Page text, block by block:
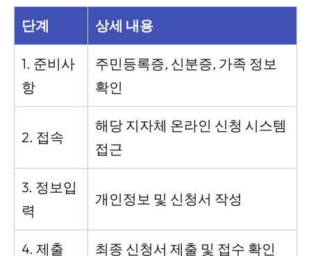
단계 상세 내용
1. 준비사
항
주민등록증, 신분증, 가족 정보
확인
2. 접속
해당 지자체 온라인 신청 시스템
접근
3. 정보입
력
개인정보 및 신청서 작성
4. 제출 최종 신청서 제출 및 접수 확인